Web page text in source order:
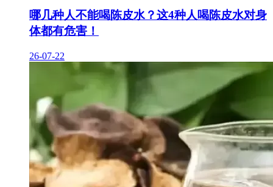
哪几种人不能喝陈皮水？这4种人喝陈皮水对身
体都有危害！
26-07-22